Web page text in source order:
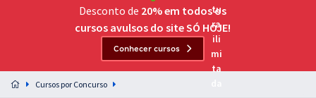
Acesso ilimitado a toda preparação para o Exame da
Preparação completa e intensiva para as principais
residências em saúde do Brasil
Desconto de 20% em todos os
cursos avulsos do site SÓ HOJE!
Conhecer cursos
Cursos por Concurso